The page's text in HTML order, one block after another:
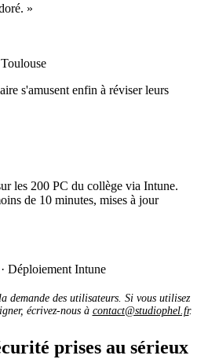
»
s'amusent enfin à réviser leurs
les 200 PC du collège via Intune.
de 10 minutes, mises à jour
Déploiement Intune
demande des utilisateurs. Si vous utilisez
écrivez-nous à contact@studiophel.fr.
prises au sérieux